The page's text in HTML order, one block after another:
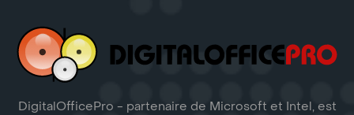
DigitalOfficePro - partenaire de Microsoft et Intel, est